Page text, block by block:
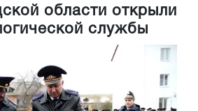
области открыли
службы